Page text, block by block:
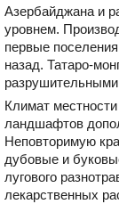
Азербайджана и
уровнем.
первые
назад. Татаро-
разрушительными
Климат
ландшафтов
Неповторимую
дубовые и
лугового
лекарственных